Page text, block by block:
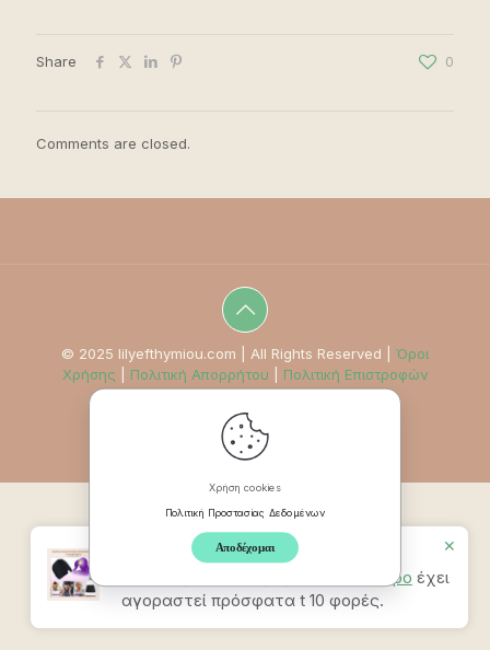
Share 0
Comments are closed.
© 2025 lilyefthymiou.com | All Rights Reserved | Όροι
Χρήσης
Πολιτική Απορρήτου Πολιτική Επιστροφών
Χρήση cookies
Πολιτική Προστασίας Δεδομένων
Αποδέχομαι
Καπέλο Ανακούφισης
Πονοκεφάλου & Ημικρανίας – Μαύρο έχει
αγοραστεί πρόσφατα t 10 φορές.
✕